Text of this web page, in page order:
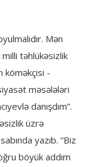
Mən
təhlükəsizlik
köməkçisi -
məsələləri
danışdım”.
üzrə
yazıb. “Biz
böyük addım